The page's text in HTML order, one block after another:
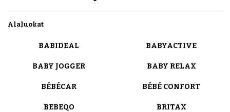
Alaluokat
BABIDEAL BABYACTIVE
BABY JOGGER BABY RELAX
BÉBÉCAR BÉBÉ CONFORT
BEBEQO BRITAX